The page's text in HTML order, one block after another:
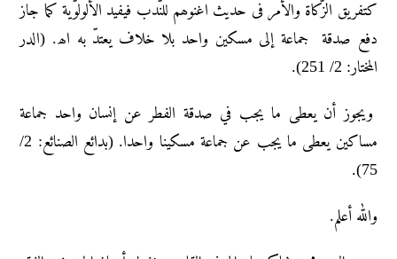
کتفریق الزّکاة والأمر فی حدیث اغنوھم للنّدب فیفید الألولوّیة کما جاز
دفع صدقة جماعة إلى مسکین واحد بلا خلاف یعتدّ به اھ. (الدر
المختار: 2/ 251).
ويجوز أن يعطى ما يجب في صدقة الفطر عن إنسان واحد جماعة
مساكين يعطى ما يجب عن جماعة مسكينا واحدا. (بدائع الصنائع: 2/
75).
والله أعلم.